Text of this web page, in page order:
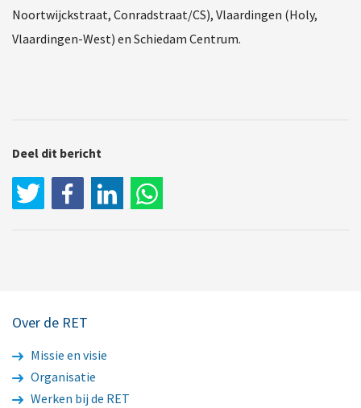
Noortwijckstraat, Conradstraat/CS), Vlaardingen (Holy,
Vlaardingen-West) en Schiedam Centrum.
Deel dit bericht
LinkedIn
Over de RET
Missie en visie
Organisatie
Werken bij de RET